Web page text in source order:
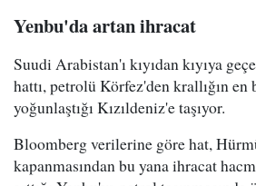
Yenbu'da artan ihracat
Suudi Arabistan'ı kıyıdan kıyıya
hattı, petrolü Körfez'den krallığın
yoğunlaştığı Kızıldeniz'e taşıyor.
Bloomberg verilerine göre hat,
kapanmasından bu yana ihracat